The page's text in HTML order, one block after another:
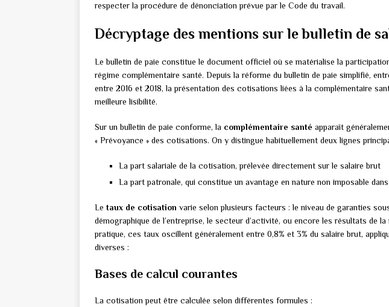
respecter la procédure de dénonciation prévue par le Code du travail.
Décryptage des mentions sur le bulletin de
Le bulletin de paie constitue le document officiel où se matérialise la
régime complémentaire santé. Depuis la réforme du bulletin de paie simplifié,
entre 2016 et 2018, la présentation des cotisations liées à la complémentaire
meilleure lisibilité.
Sur un bulletin de paie conforme, la complémentaire santé apparaît
« Prévoyance » des cotisations. On y distingue habituellement deux lignes
La part salariale de la cotisation, prélevée directement sur le salaire brut
La part patronale, qui constitue un avantage en nature non imposable
Le taux de cotisation varie selon plusieurs facteurs : le niveau de garanties
démographique de l’entreprise, le secteur d’activité, ou encore les résultats de
pratique, ces taux oscillent généralement entre 0,8% et 3% du salaire brut,
diverses :
Bases de calcul courantes
La cotisation peut être calculée selon différentes formules :